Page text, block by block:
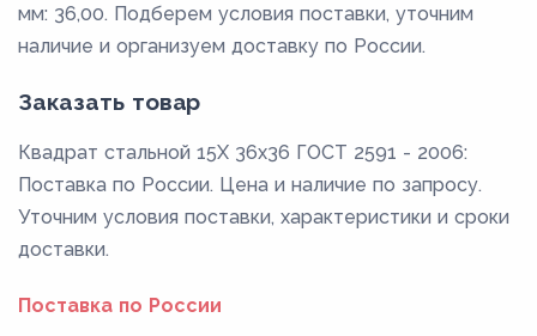
мм: 36,00. Подберем условия поставки, уточним
наличие и организуем доставку по России.
Заказать товар
Квадрат стальной 15Х 36x36 ГОСТ 2591 - 2006:
Поставка по России. Цена и наличие по запросу.
Уточним условия поставки, характеристики и сроки
доставки.
Поставка по России